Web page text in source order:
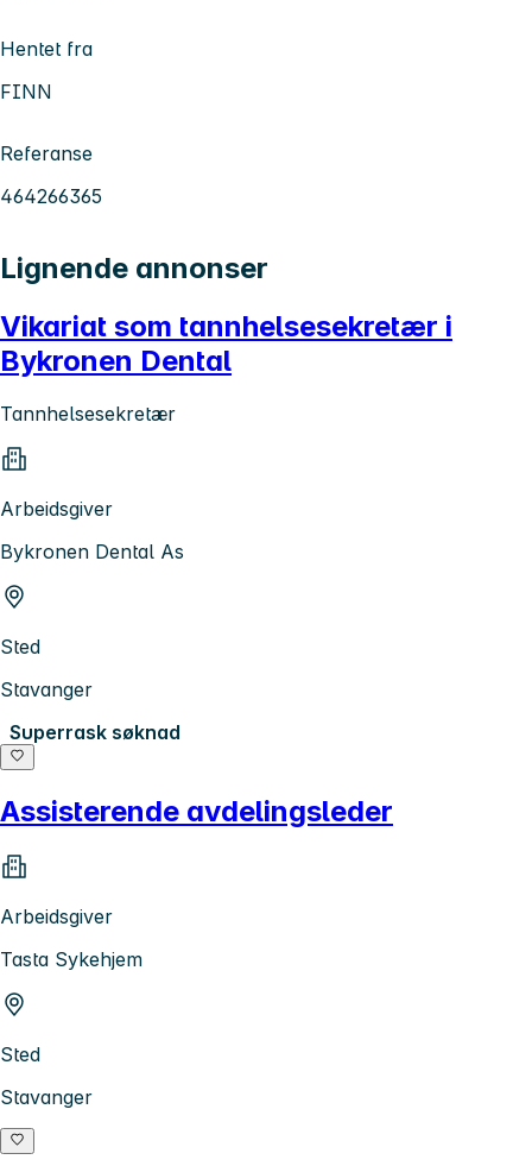
Hentet fra
FINN
Referanse
464266365
Lignende annonser
Vikariat som tannhelsesekretær i
Bykronen Dental
Tannhelsesekretær
Arbeidsgiver
Bykronen Dental As
Sted
Stavanger
Superrask søknad
Assisterende avdelingsleder
Arbeidsgiver
Tasta Sykehjem
Sted
Stavanger